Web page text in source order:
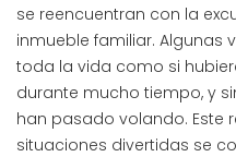
se reencuentran con la
inmueble familiar. Algunas
toda la vida como si
durante mucho tiempo, y
han pasado volando. Este
situaciones divertidas se